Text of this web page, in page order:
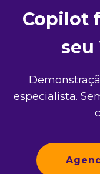
Copilot
seu
especialista.